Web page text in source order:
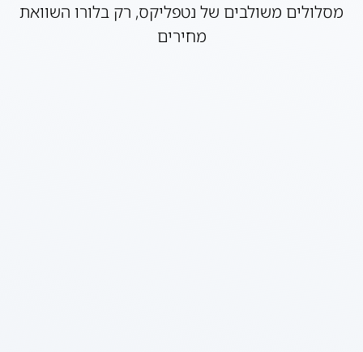
מסלולים משולבים של נטפליקס, רק בלורו השוואת
מחירים